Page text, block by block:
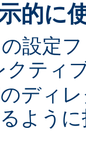
的に
設定
クティ
ディ
よう